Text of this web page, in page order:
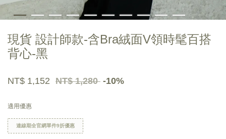
現貨 設計師款-含Bra絨面V領時髦百搭
背心-黑
NT$ 1,152 NT$ 1,280 -10%
適用優惠
連線期全官網單件9折優惠